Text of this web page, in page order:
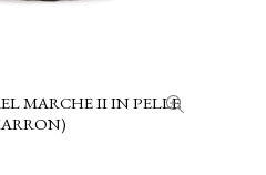
MARCHE II IN PELLE